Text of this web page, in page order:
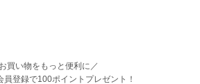
買い物をもっと便利に／
員登録で100ポイントプレゼント！